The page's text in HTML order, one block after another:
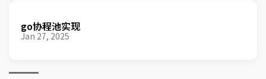
go协程池实现
Jan 27, 2025